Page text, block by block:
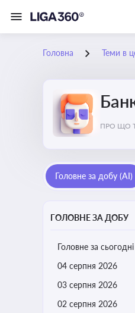
Головна Теми в
ПРО ЩО
Головне за добу (AI)
ГОЛОВНЕ ЗА ДОБУ
Головне за сьогодні
04 серпня 2026
03 серпня 2026
02 серпня 2026